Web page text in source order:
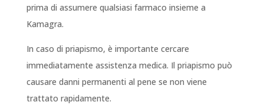
prima di assumere qualsiasi farmaco insieme a
Kamagra.
In caso di priapismo, è importante cercare
immediatamente assistenza medica. Il priapismo può
causare danni permanenti al pene se non viene
trattato rapidamente.